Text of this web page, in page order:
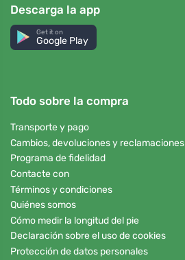
Descarga la app
Get it on
Google Play
Todo sobre la compra
Transporte y pago
Cambios, devoluciones y reclamaciones
Programa de fidelidad
Contacte con
Términos y condiciones
Quiénes somos
Cómo medir la longitud del pie
Declaración sobre el uso de cookies
Protección de datos personales